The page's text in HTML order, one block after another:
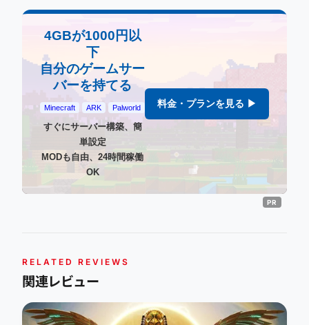
4GBが1000円以
下
自分のゲームサー
バーを持てる
Minecraft ARK Palworld
すぐにサーバー構築、簡
単設定
MODも自由、24時間稼働
OK
料金・プランを見る ▶
RELATED REVIEWS
関連レビュー